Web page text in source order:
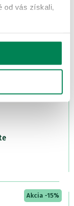
od vás získali,
Akcia -15%